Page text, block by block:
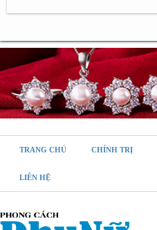
TRANG CHỦ CHÍNH TRỊ
LIÊN HỆ